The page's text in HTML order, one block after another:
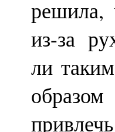
решила,
из-за
ли